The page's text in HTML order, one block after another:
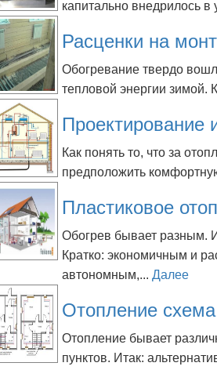
капитально внедрилось в
Расценки на
Обогревание твердо
тепловой энергии зимой.
Проектирование
Как понять то, что за
предположить
Пластиковое
Обогрев бывает разным.
Кратко: экономичным и
автономным,... Далее
Отопление
Отопление бывает
пунктов. Итак: